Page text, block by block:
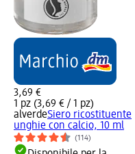
3,69 €
1 pz (3,69 € / 1 pz)
alverdeSiero ricostituente
unghie con calcio, 10 ml
(114)